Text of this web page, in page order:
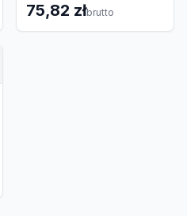
75,82 złbrutto